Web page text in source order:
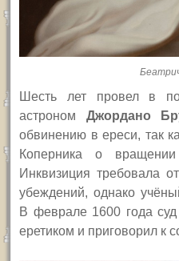
Шесть лет провел в
астроном Джордано
обвинению в ереси, так
Коперника о
Инквизиция требовала
убеждений, однако
В феврале 1600 года
еретиком и приговорил к